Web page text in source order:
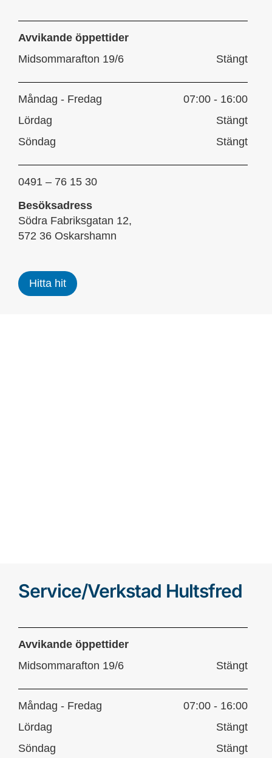
Avvikande öppettider
Midsommarafton 19/6
Stängt
Måndag - Fredag
07:00 - 16:00
Lördag
Stängt
Söndag
Stängt
0491 – 76 15 30
Besöksadress
Södra Fabriksgatan 12,
572 36 Oskarshamn
Hitta hit
Service/Verkstad Hultsfred
Avvikande öppettider
Midsommarafton 19/6
Stängt
Måndag - Fredag
07:00 - 16:00
Lördag
Stängt
Söndag
Stängt